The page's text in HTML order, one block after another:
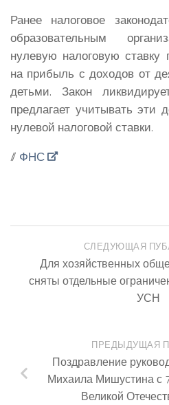
Ранее налоговое
образовательным
нулевую налоговую ставку
на прибыль с доходов от
детьми. Закон
предлагает учитывать эти
нулевой налоговой ставки.
// ФНС
СЛЕДУЮЩАЯ
Для хозяйственных
сняты отдельные
УСН
ПРЕДЫДУЩАЯ
Поздравление
Михаила Мишустина с
Великой